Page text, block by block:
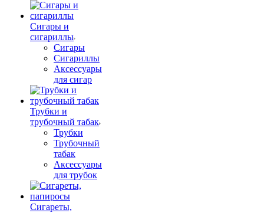
Сигары и
сигариллы
Сигары
Сигариллы
Аксессуары
для сигар
Трубки и
трубочный табак
Трубки
Трубочный
табак
Аксессуары
для трубок
Сигареты,